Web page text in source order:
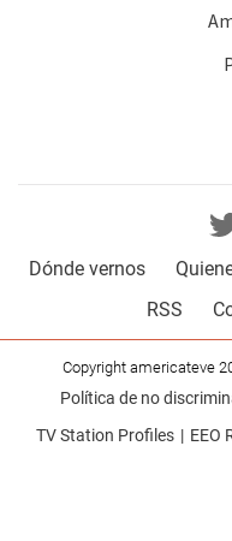
Dónde vernos
RSS
Copyright americateve
Política de no
TV Station Profiles
EEO